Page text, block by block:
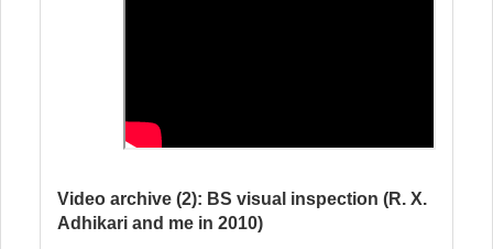
Video archive (2): BS visual inspection (R. X.
Adhikari and me in 2010)